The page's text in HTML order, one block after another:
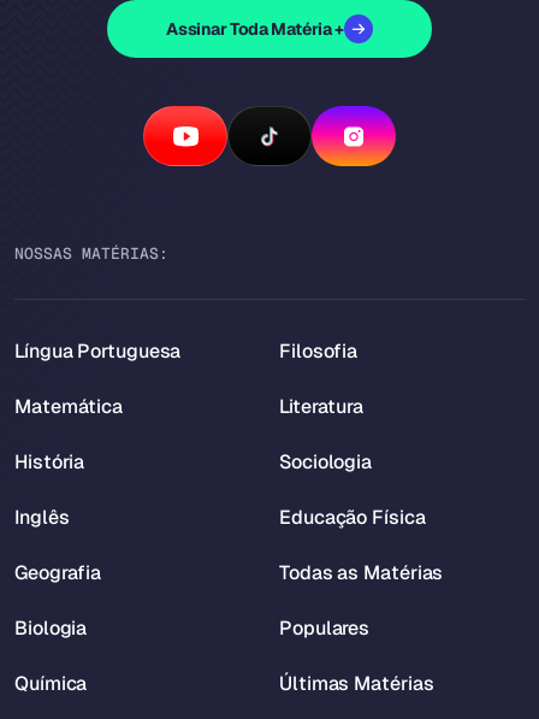
Assinar Toda Matéria +
NOSSAS MATÉRIAS:
Língua Portuguesa
Matemática
História
Inglês
Geografia
Biologia
Química
Filosofia
Literatura
Sociologia
Educação Física
Todas as Matérias
Populares
Últimas Matérias